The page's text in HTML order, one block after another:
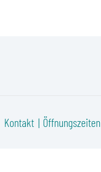
Kontakt Öffnungszeiten